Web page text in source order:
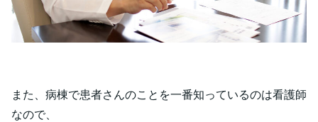
また、病棟で患者さんのことを一番知っているのは看護師
なので、